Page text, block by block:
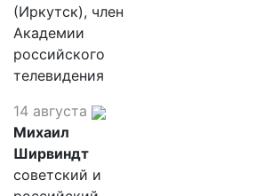
(Иркутск), член
Академии
российского
телевидения
14 августа
Михаил
Ширвиндт
советский и